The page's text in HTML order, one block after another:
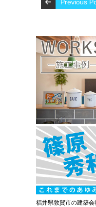
Previous
福井県敦賀市の建築